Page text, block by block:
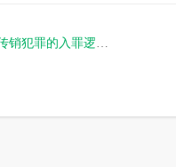
的入罪逻辑是什么？